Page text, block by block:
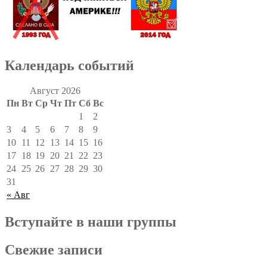
Календарь событий
Август 2026
Пн Вт Ср Чт Пт Сб Вс
« Авг
1
2
3
4 5 6 7 8
9
10 11 12 13 14 15 16
17 18 19 20 21 22 23
24 25 26 27 28 29 30
31
Вступайте в наши группы
Свежие записи